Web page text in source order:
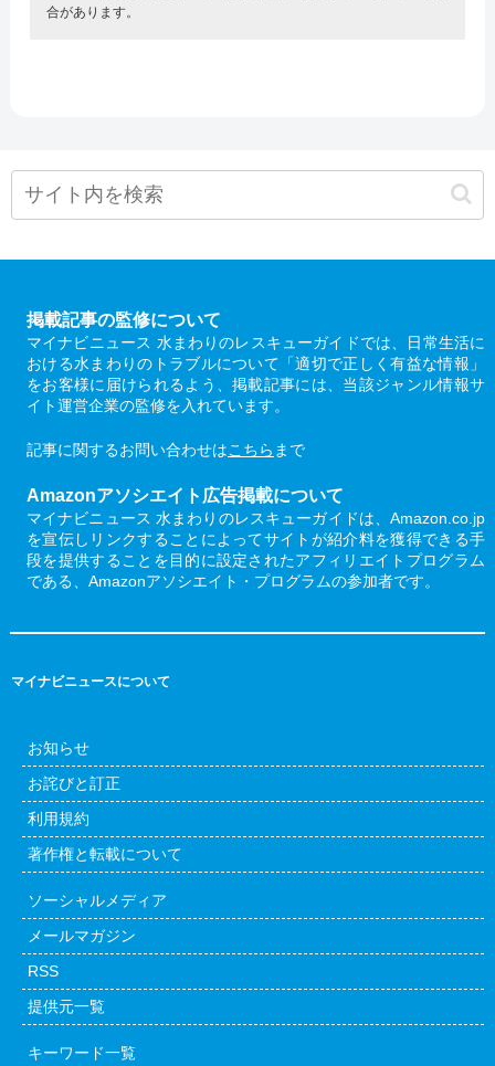
合があります。
掲載記事の監修について
マイナビニュース 水まわりのレスキューガイドでは、日常生活に
おける水まわりのトラブルについて「適切で正しく有益な情報」
をお客様に届けられるよう、掲載記事には、当該ジャンル情報サ
イト運営企業の監修を入れています。
記事に関するお問い合わせはこちら まで
Amazonアソシエイト広告掲載について
マイナビニュース 水まわりのレスキューガイドは、Amazon.co.jp
を宣伝しリンクすることによってサイトが紹介料を獲得できる手
段を提供することを目的に設定されたアフィリエイトプログラム
である、Amazonアソシエイト・プログラムの参加者です。
マイナビニュースについて
お知らせ
お詫びと訂正
利用規約
著作権と転載について
ソーシャルメディア
メールマガジン
RSS
提供元一覧
キーワード一覧